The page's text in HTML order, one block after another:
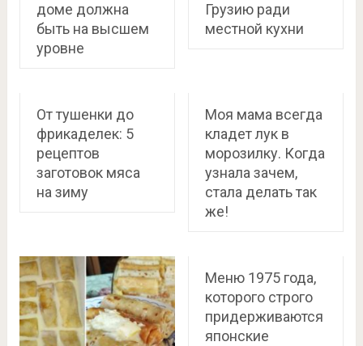
доме должна
быть на высшем
уровне
Грузию ради
местной кухни
От тушенки до
фрикаделек: 5
рецептов
заготовок мяса
на зиму
Моя мама всегда
кладет лук в
морозилку. Когда
узнала зачем,
стала делать так
же!
Меню 1975 года,
которого строго
придерживаются
японские